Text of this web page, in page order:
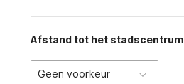
Afstand tot het stadscentrum
Geen voorkeur